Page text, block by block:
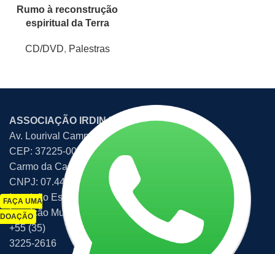
Rumo à reconstrução
espiritual da Terra
CD/DVD, Palestras
ASSOCIAÇÃO IRDIN EDITORA
Av. Lourival Campos Reis, 507 – Bom Retiro
CEP: 37225-000
Carmo da Cachoeira – MG – Brasil
CNPJ: 07.449.047/0001-86
Inscrição Estadual: 139.359899.00-67
Inscrição Municipal: 340712
+55 (35)
3225-2616
FAÇA UMA
DOAÇÃO